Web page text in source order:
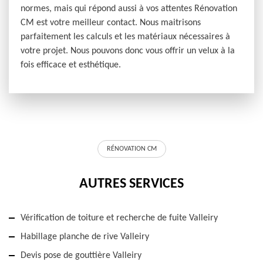
normes, mais qui répond aussi à vos attentes Rénovation
CM est votre meilleur contact. Nous maitrisons
parfaitement les calculs et les matériaux nécessaires à
votre projet. Nous pouvons donc vous offrir un velux à la
fois efficace et esthétique.
RÉNOVATION CM
AUTRES SERVICES
Vérification de toiture et recherche de fuite Valleiry
Habillage planche de rive Valleiry
Devis pose de gouttière Valleiry